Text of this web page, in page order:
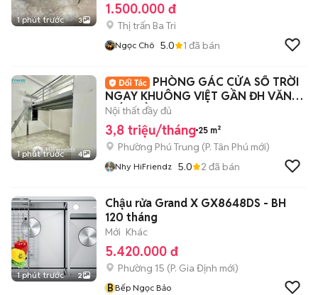
1 phút trước 3
1.500.000 đ
Thị trấn Ba Tri
Ngọc Chô 5.0 1 đã bán
1 phút trước 4
PHÒNG GÁC CỬA SỔ TRỜI
NGAY KHUÔNG VIỆT GẦN ĐH VĂN
HIẾN, ĐẦM SEN, Q10
Nội thất đầy đủ
3,8 triệu/tháng 25 m²
Phường Phú Trung (P. Tân Phú mới)
Nhy HiFriendz 5.0 2 đã bán
1 phút trước 2
Chậu rửa Grand X GX8648DS - BH
120 tháng
Mới Khác
5.420.000 đ
Phường 15 (P. Gia Định mới)
BBếp Ngọc Bảo